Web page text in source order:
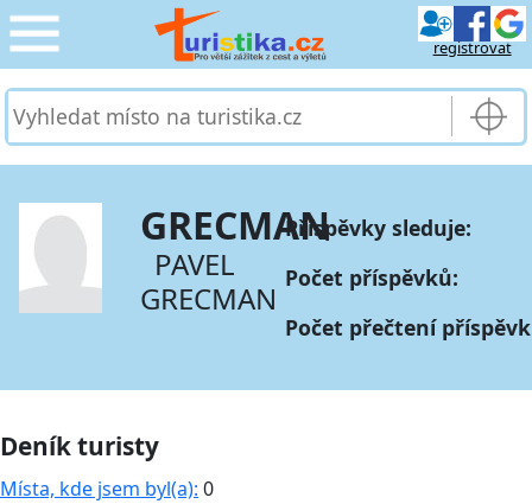
registrovat
CESTOVÁNÍ
SLUŽBY & DOPRAVA ›
PRO TURISTY ›
MOJE TURISTIKA ›
GRECMAN
PAVEL
GRECMAN
Příspěvky sleduje:
Počet příspěvků:
Počet přečtení
Deník turisty
Místa, kde jsem byl(a): 0